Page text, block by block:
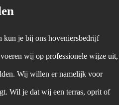
kun je bij ons hoveniersbedrijf
wij op professionele wijze uit,
Wij willen er namelijk voor
Wil je dat wij een terras, oprit of